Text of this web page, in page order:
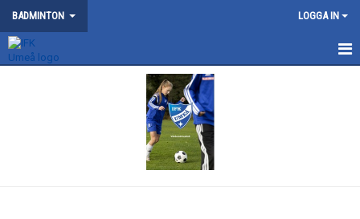
BADMINTON LOGGA IN